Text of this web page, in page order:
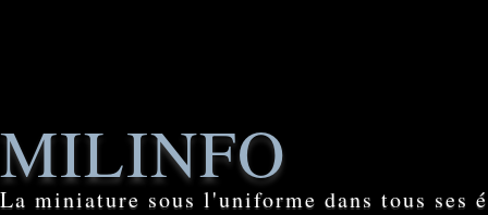
MILINFO
La miniature sous l'uniforme dans tous ses